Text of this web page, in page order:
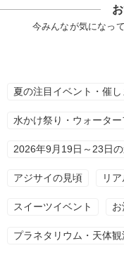
今みんなが気になっ
夏の注目イベント・催し
水かけ祭り・ウォーター
2026年9月19日～23日
アジサイの見頃 リ
スイーツイベント お
プラネタリウム・天体観